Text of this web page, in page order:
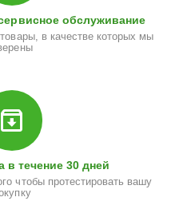
обслуживание
в качестве которых мы
в течение 30 дней
чтобы протестировать вашу